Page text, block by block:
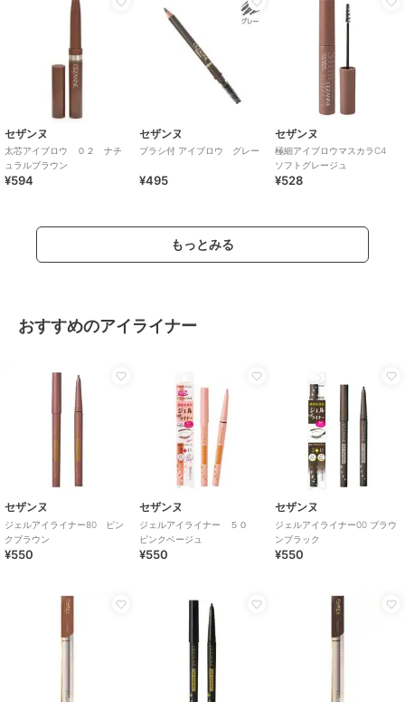
セザンヌ
太芯アイブロウ ０２ ナチ
ュラルブラウン
¥594
セザンヌ
ブラシ付 アイブロウ グレー
¥495
セザンヌ
極細アイブロウマスカラC4
ソフトグレージュ
¥528
もっとみる
おすすめのアイライナー
セザンヌ
ジェルアイライナー80 ピン
クブラウン
¥550
セザンヌ
ジェルアイライナー ５０
ピンクベージュ
¥550
セザンヌ
ジェルアイライナー00 ブラウ
ンブラック
¥550